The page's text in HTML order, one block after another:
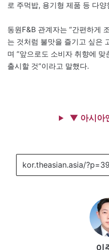
로 주먹밥, 용기형 제품 등 다
동원F&B 관계자는 “간편하게
는 것처럼 불맛을 즐기고 싶은
며 “앞으로도 소비자 취향에
출시할 것”이라고 말했다.
▼ 아시아